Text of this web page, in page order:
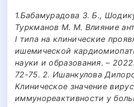
1.Бабамурадова З. Б.,
Туркманов М. М. Влияние
I типа на клинические
ишемической
науки и образования. –
72-75. 2. Ишанкулова
Клиническое значение
иммунореактивности у